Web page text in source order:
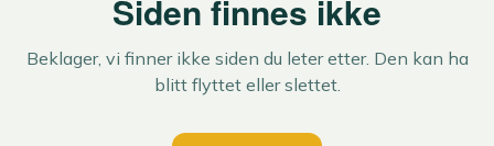
Siden finnes ikke
Beklager, vi finner ikke siden du leter etter. Den kan ha
blitt flyttet eller slettet.